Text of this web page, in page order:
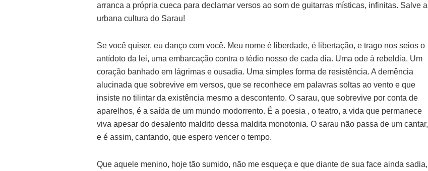
arranca a própria cueca para declamar versos ao som de guitarras místicas, infinitas. Salve a
urbana cultura do Sarau!
Se você quiser, eu danço com você. Meu nome é liberdade, é libertação, e trago nos seios o
antídoto da lei, uma embarcação contra o tédio nosso de cada dia. Uma ode à rebeldia. Um
coração banhado em lágrimas e ousadia. Uma simples forma de resistência. A demência
alucinada que sobrevive em versos, que se reconhece em palavras soltas ao vento e que
insiste no tilintar da existência mesmo a descontento. O sarau, que sobrevive por conta de
aparelhos, é a saída de um mundo modorrento. É a poesia , o teatro, a vida que permanece
viva apesar do desalento maldito dessa maldita monotonia. O sarau não passa de um cantar,
e é assim, cantando, que espero vencer o tempo.
Que aquele menino, hoje tão sumido, não me esqueça e que diante de sua face ainda sadia,